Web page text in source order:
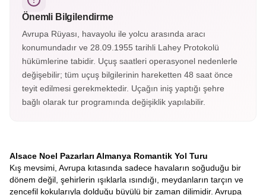
odaları ve eşsiz süslemelerle kaplı tavanları gördükçe bu
tarihi yolculuk hiç bitmesin istiyorsunuz. Haut-Koenigsbourg
Şatosu’nun içerisini gezmek isterseniz biletinizi alarak
gezebileceksiniz.
Önemli Bilgilendirme
Avrupa Rüyası, havayolu ile yolcu arasında aracı
konumundadır ve 28.09.1955 tarihli Lahey Protokolü
hükümlerine tabidir. Uçuş saatleri operasyonel nedenlerle
değişebilir; tüm uçuş bilgilerinin hareketten 48 saat önce
teyit edilmesi gerekmektedir. Uçağın iniş yaptığı şehre
bağlı olarak tur programında değişiklik yapılabilir.
Alsace Noel Pazarları Almanya Romantik Yol Turu
Kış mevsimi, Avrupa kıtasında sadece havaların soğuduğu bir
dönem değil, şehirlerin ışıklarla ısındığı, meydanların tarçın ve
zencefil kokularıyla dolduğu büyülü bir zaman dilimidir. Avrupa